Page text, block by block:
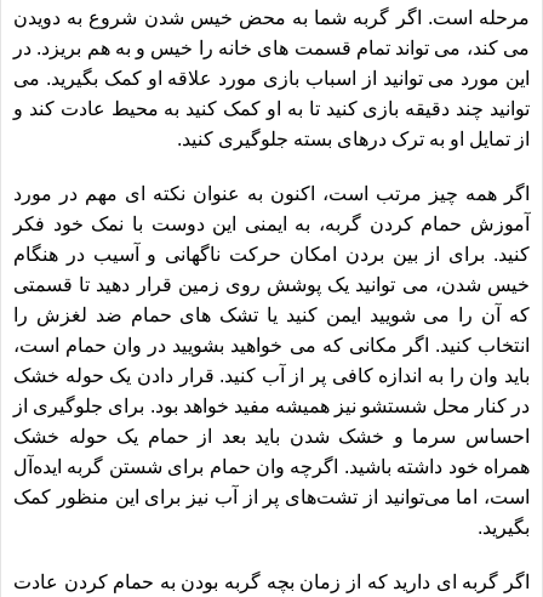
مرحله است. اگر گربه شما به محض خیس شدن شروع به دویدن
می کند، می تواند تمام قسمت های خانه را خیس و به هم بریزد. در
این مورد می توانید از اسباب بازی مورد علاقه او کمک بگیرید. می
توانید چند دقیقه بازی کنید تا به او کمک کنید به محیط عادت کند و
از تمایل او به ترک درهای بسته جلوگیری کنید.
اگر همه چیز مرتب است، اکنون به عنوان نکته ای مهم در مورد
آموزش حمام کردن گربه، به ایمنی این دوست با نمک خود فکر
کنید. برای از بین بردن امکان حرکت ناگهانی و آسیب در هنگام
خیس شدن، می توانید یک پوشش روی زمین قرار دهید تا قسمتی
که آن را می شویید ایمن کنید یا تشک های حمام ضد لغزش را
انتخاب کنید. اگر مکانی که می خواهید بشویید در وان حمام است،
باید وان را به اندازه کافی پر از آب کنید. قرار دادن یک حوله خشک
در کنار محل شستشو نیز همیشه مفید خواهد بود. برای جلوگیری از
احساس سرما و خشک شدن باید بعد از حمام یک حوله خشک
همراه خود داشته باشید. اگرچه وان حمام برای شستن گربه ایده‌آل
است، اما می‌توانید از تشت‌های پر از آب نیز برای این منظور کمک
بگیرید.
اگر گربه ای دارید که از زمان بچه گربه بودن به حمام کردن عادت